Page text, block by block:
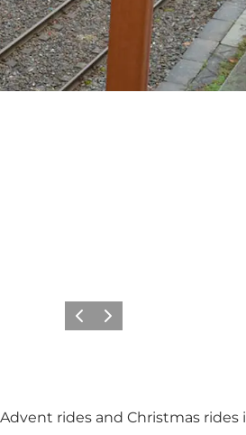
Precedente
Avanti
rides and Christmas